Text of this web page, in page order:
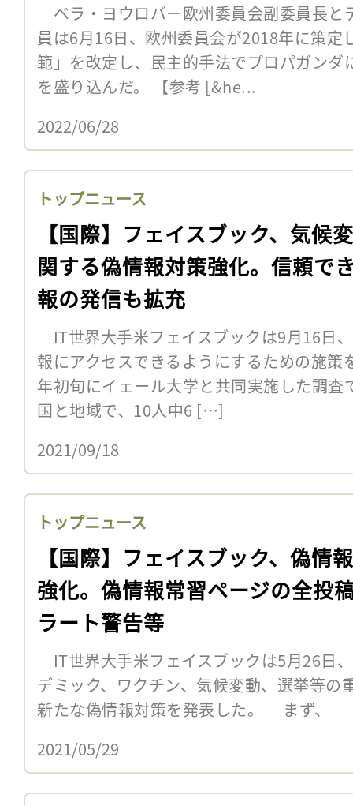
ベラ・ヨウロバー欧州委員会副委員長と
員は6月16日、欧州委員会が2018年に策定
範」を改定し、民主的手法でプロパガン
を盛り込んだ。 【参考 [&he...
2022/06/28
トップニュース
【国際】フェイスブック、気候
関する偽情報対策強化。信頼で
報の発信も拡充
IT世界大手米フェイスブックは9月16日
報にアクセスできるようにするための施策
年初旬にイェール大学と共同実施した調査
国と地域で、10人中6 […]
2021/09/18
トップニュース
【国際】フェイスブック、偽情
強化。偽情報常習ページの全投
ラート警告等
IT世界大手米フェイスブックは5月26日
デミック、ワクチン、気候変動、選挙等の
新たな偽情報対策を発表した。 まず、
2021/05/29